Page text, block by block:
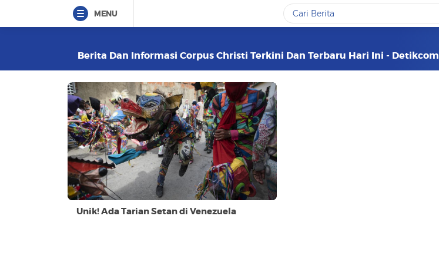
MENU
Berita Dan Informasi Corpus Christi Terkini Dan Terbaru Hari Ini - Detikcom
Unik! Ada Tarian Setan di Venezuela